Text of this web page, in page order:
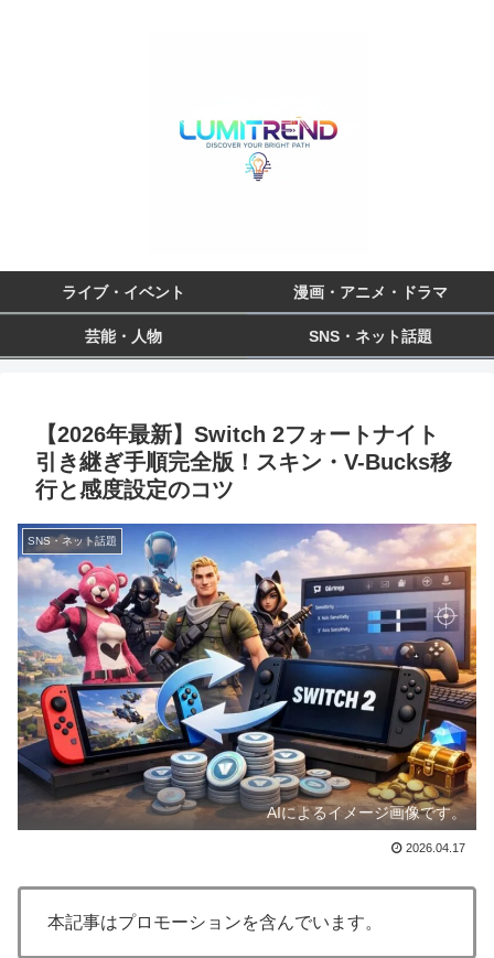
ライブ・イベント 漫画・アニメ・ドラマ
芸能・人物 SNS・ネット話題
【2026年最新】Switch 2フォートナイト
引き継ぎ手順完全版！スキン・V-Bucks移
行と感度設定のコツ
SNS・ネット話題
AIによるイメージ画像です。
2026.04.17
本記事はプロモーションを含んでいます。